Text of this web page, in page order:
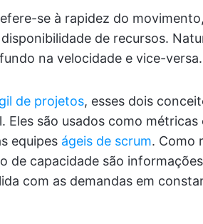
se à rapidez do
de recursos.
na velocidade e vice-versa.
de projetos, esses dois
Eles são usados como
equipes ágeis de scrum. Como
de capacidade são
com as demandas em